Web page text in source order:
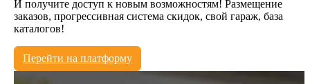
И получите доступ к новым возможностям! Размещение
заказов, прогрессивная система скидок, свой гараж, база
каталогов!
Перейти на платформу